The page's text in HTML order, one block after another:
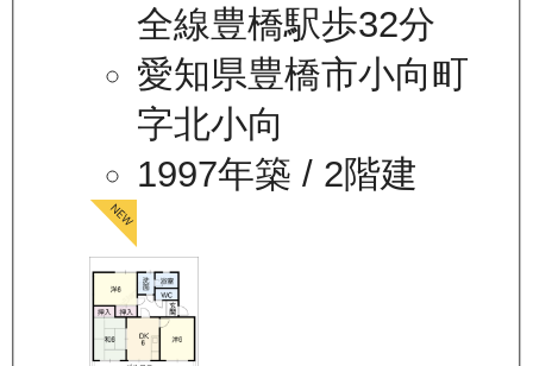
全線豊橋駅歩32分
愛知県豊橋市小向町
字北小向
1997年築 / 2階建